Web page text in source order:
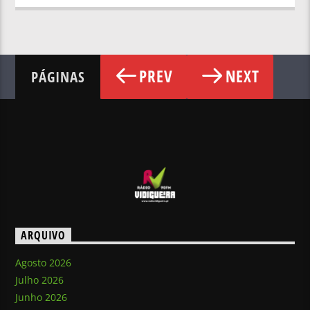
PÁGINAS PREV NEXT
ARQUIVO
Agosto 2026
Julho 2026
Junho 2026